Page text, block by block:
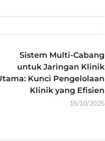
Sistem Multi-Cabang
untuk Jaringan Klinik
Kunci Pengelolaan
Klinik yang Efisien
15/10/2025